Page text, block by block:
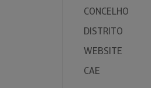
CONCELHO
DISTRITO
WEBSITE
CAE